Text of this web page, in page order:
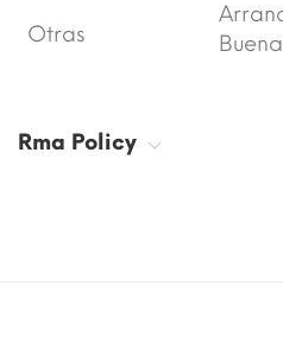
Otras
Rma Policy